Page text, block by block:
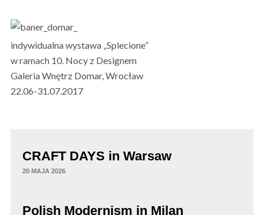
indywidualna wystawa „Splecione”
w ramach 10. Nocy z Designem
Galeria Wnętrz Domar, Wrocław
22.06-31.07.2017
CRAFT DAYS in Warsaw
20 MAJA 2026
Polish Modernism in Milan